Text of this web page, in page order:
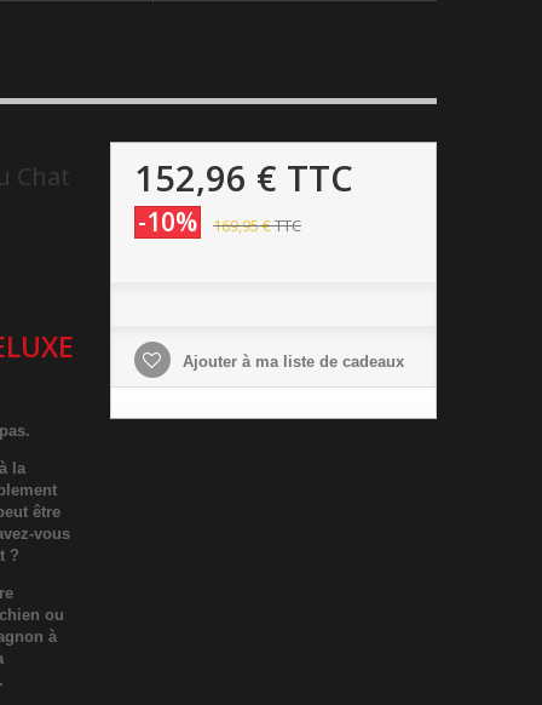
Chat
la
être
vous
?
ou
à
152,96 € TTC
-10% 169,95 €TTC
Ajouter à ma liste de cadeaux